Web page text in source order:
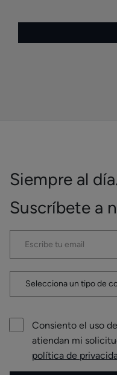
Siempre al
Suscríbete a
Consiento el uso
atiendan mi
política de